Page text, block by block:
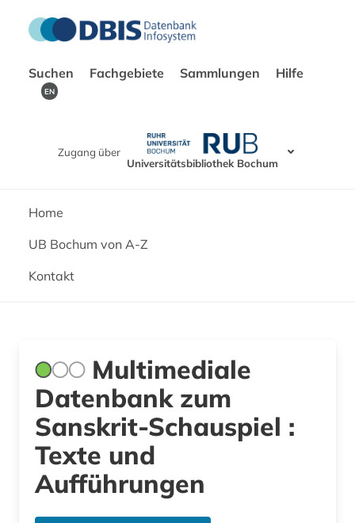
Suchen Fachgebiete Sammlungen Hilfe
EN
Zugang über
Universitätsbibliothek Bochum
Home
UB Bochum von A-Z
Kontakt
Multimediale
Datenbank zum
Sanskrit-Schauspiel :
Texte und
Aufführungen